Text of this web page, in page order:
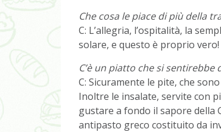
Che cosa le piace di più della
C: L’allegria, l’ospitalità, la
solare, e questo è proprio vero!
C’è un piatto che si
C: Sicuramente le pite, che
Inoltre le insalate, servite con
gustare a fondo il sapore della
antipasto greco costituito da